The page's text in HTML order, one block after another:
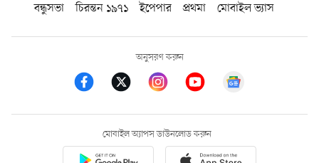
বন্ধুসভা
চিরন্তন ১৯৭১ ইপেপার প্রথমা মোবাইল ভ্যাস
অনুসরণ করুন
মোবাইল অ্যাপস ডাউনলোড করুন